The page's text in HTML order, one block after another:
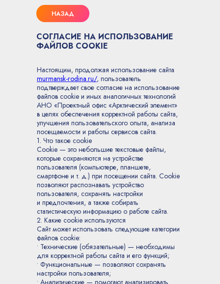
Настоящим, продолжая использование сайта
murmansk-rodina.ru/, пользователь
подтверждает свое согласие на использование
файлов cookie и иных аналогичных технологий
АНО «Проектный офис «Арктический элемент»
в целях обеспечения корректной работы сайта,
улучшения пользовательского опыта, анализа
посещаемости и работы сервисов сайта.
1. Что такое cookie
Cookie — это небольшие текстовые файлы,
которые сохраняются на устройстве
пользователя (компьютере, планшете,
смартфоне и т. д.) при посещении сайта. Cookie
позволяют распознавать устройство
пользователя, сохранять настройки
и предпочтения, а также собирать
статистическую информацию о работе сайта.
2. Какие cookie используются
Сайт может использовать следующие категории
файлов cookie:
• Технические (обязательные) — необходимы
для корректной работы сайта и его функций;
• Функциональные — позволяют сохранять
настройки пользователя;
• Аналитические — помогают анализировать
НАЗАД
СОГЛАСИЕ НА ИСПОЛЬЗОВАНИЕ
ФАЙЛОВ COOKIE